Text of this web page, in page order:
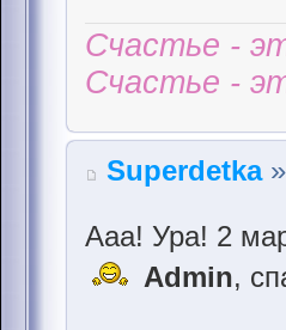
Счастье -
Счастье -
Superdetka»
Ааа! Ура! 2
Admin,